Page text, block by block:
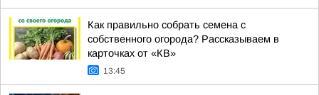
Как правильно собрать семена с
собственного огорода? Рассказываем в
карточках от «КВ»
13:45